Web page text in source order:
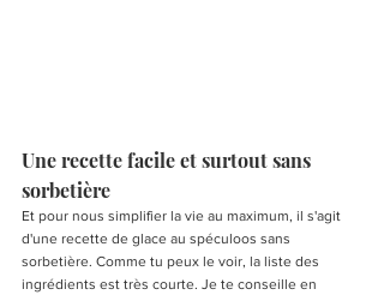
Une recette facile et surtout sans
sorbetière
Et pour nous simplifier la vie au maximum, il s'agit
d'une recette de glace au spéculoos sans
sorbetière. Comme tu peux le voir, la liste des
ingrédients est très courte. Je te conseille en